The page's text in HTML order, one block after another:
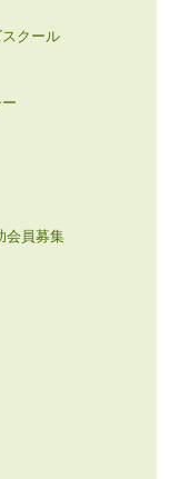
クール
会員募集